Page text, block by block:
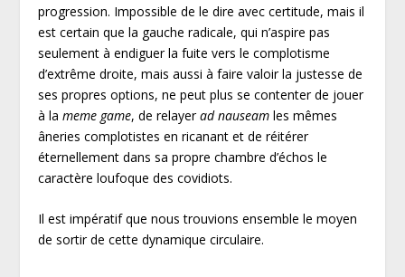
progression. Impossible de le dire avec certitude, mais il
est certain que la gauche radicale, qui n’aspire pas
seulement à endiguer la fuite vers le complotisme
d’extrême droite, mais aussi à faire valoir la justesse de
ses propres options, ne peut plus se contenter de jouer
à lameme game, de relayerad nauseam les mêmes
âneries complotistes en ricanant et de réitérer
éternellement dans sa propre chambre d’échos le
caractère loufoque des covidiots.
Il est impératif que nous trouvions ensemble le moyen
de sortir de cette dynamique circulaire.